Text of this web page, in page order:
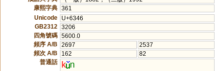
康熙字典 361
Unicode
U+6346
GB2312
3206
四角號碼 5600.0
頻序 A/B
2697
2537
頻次 A/B
162
82
普通話
k n